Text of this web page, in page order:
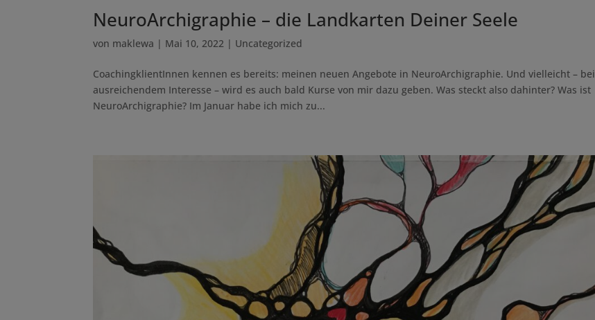
NeuroArchigraphie – die Landkarten Deiner Seele
von maklewa | Mai 10, 2022 | Uncategorized
CoachingklientInnen kennen es bereits: meinen neuen Angebote in NeuroArchigraphie. Und vielleicht – bei
ausreichendem Interesse – wird es auch bald Kurse von mir dazu geben. Was steckt also dahinter? Was ist
NeuroArchigraphie? Im Januar habe ich mich zu...